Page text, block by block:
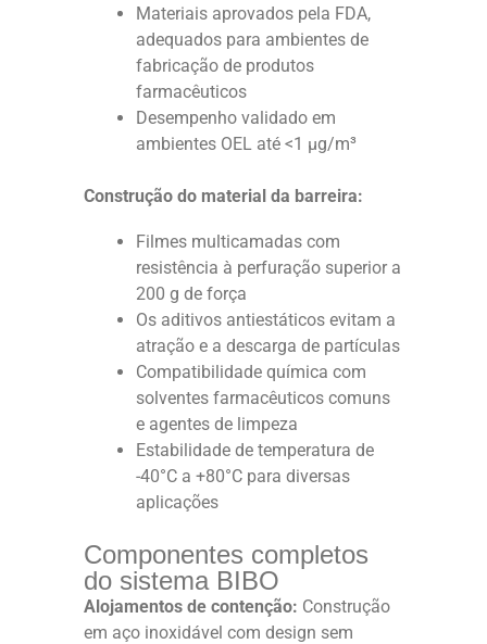
Materiais aprovados pela FDA,
adequados para ambientes de
fabricação de produtos
farmacêuticos
Desempenho validado em
ambientes OEL até <1 μg/m³
Construção do material da barreira:
Filmes multicamadas com
resistência à perfuração superior a
200 g de força
Os aditivos antiestáticos evitam a
atração e a descarga de partículas
Compatibilidade química com
solventes farmacêuticos comuns
e agentes de limpeza
Estabilidade de temperatura de
-40°C a +80°C para diversas
aplicações
Componentes completos
do sistema BIBO
Alojamentos de contenção: Construção
em aço inoxidável com design sem